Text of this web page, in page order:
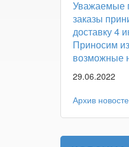
Уважаемые
заказы
доставку 4
Приносим
возможные
29.06.2022
Архив